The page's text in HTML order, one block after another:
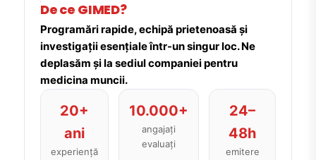
De ce GIMED?
Programări rapide, echipă prietenoasă și
investigații esențiale într-un singur loc. Ne
deplasăm și la sediul companiei pentru
medicina muncii.
20+
ani
experiență
10.000+
angajați
evaluați
24–
48h
emitere